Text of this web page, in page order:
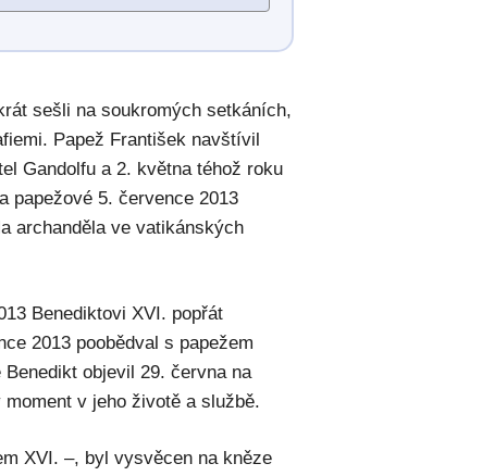
sešli na soukromých setkáních,
Papež František navštívil
Gandolfu a 2. května téhož roku
papežové 5. července 2013
archanděla ve vatikánských
Benediktovi XVI. popřát
2013 poobědval s papežem
objevil 29. června na
v jeho životě a službě.
XVI. –, byl vysvěcen na kněze